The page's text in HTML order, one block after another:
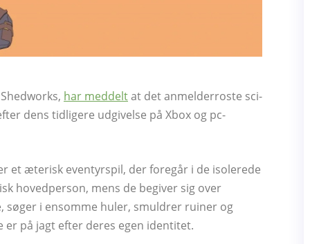
har meddeltat det anmelderroste sci-
dens tidligere udgivelse på Xbox og pc-
et æterisk eventyrspil, der foregår i de isolerede
hovedperson, mens de begiver sig over
i ensomme huler, smuldrer ruiner og
på jagt efter deres egen identitet.